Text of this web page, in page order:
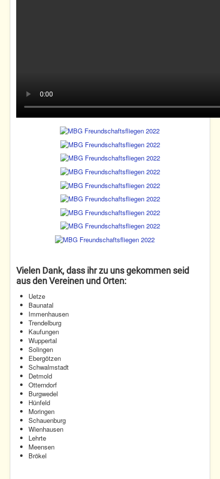
Vielen Dank, dass ihr zu uns gekommen seid
aus den Vereinen und Orten:
Uetze
Baunatal
Immenhausen
Trendelburg
Kaufungen
Wuppertal
Solingen
Ebergötzen
Schwalmstadt
Detmold
Otterndorf
Burgwedel
Hünfeld
Moringen
Schauenburg
Wienhausen
Lehrte
Meensen
Brökel